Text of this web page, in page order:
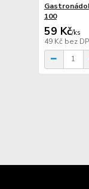
100
59 Kč/ks
49 Kč bez